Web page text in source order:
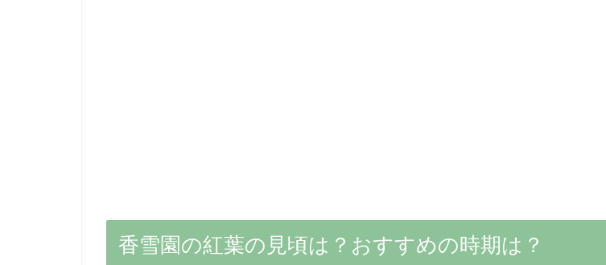
香雪園の紅葉の見頃は？おすすめの時期は？